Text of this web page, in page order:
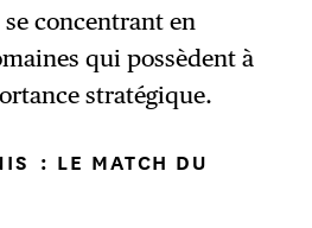
se concentrant en
qui possèdent à
stratégique.
: LE MATCH DU